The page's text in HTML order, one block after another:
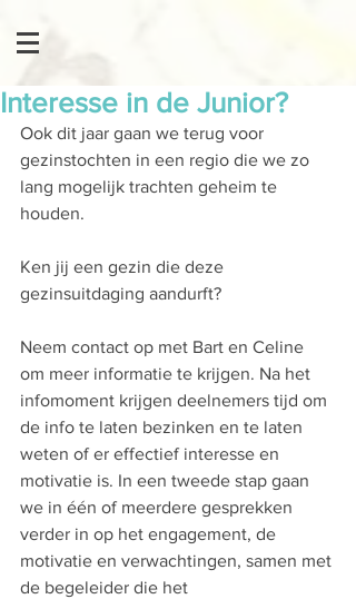
Interesse in de Junior?
Ook dit jaar gaan we terug voor
gezinstochten in een regio die we zo
lang mogelijk trachten geheim te
houden.
Ken jij een gezin die deze
gezinsuitdaging aandurft?
Neem contact op met Bart en Celine
om meer informatie te krijgen. Na het
infomoment krijgen deelnemers tijd om
de info te laten bezinken en te laten
weten of er effectief interesse en
motivatie is. In een tweede stap gaan
we in één of meerdere gesprekken
verder in op het engagement, de
motivatie en verwachtingen, samen met
de begeleider die het